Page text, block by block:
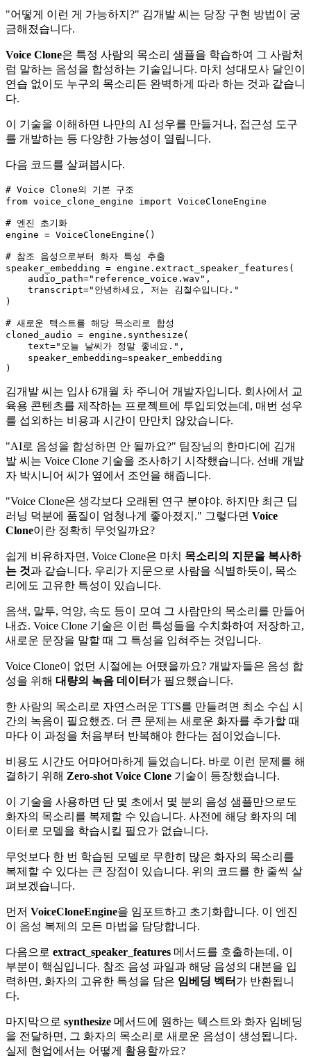
"어떻게 이런 게 가능하지?" 김개발 씨는 당장 구현 방법이 궁
금해졌습니다.
Voice Clone은 특정 사람의 목소리 샘플을 학습하여 그 사람처
럼 말하는 음성을 합성하는 기술입니다. 마치 성대모사 달인이
연습 없이도 누구의 목소리든 완벽하게 따라 하는 것과 같습니
다.
이 기술을 이해하면 나만의 AI 성우를 만들거나, 접근성 도구
를 개발하는 등 다양한 가능성이 열립니다.
다음 코드를 살펴봅시다.
# Voice Clone의 기본 구조
from voice_clone_engine import VoiceCloneEngine
# 엔진 초기화
engine = VoiceCloneEngine()
# 참조 음성으로부터 화자 특성 추출
speaker_embedding = engine.extract_speaker_features(
    audio_path=
"reference_voice.wav" ,
    transcript=
"안녕하세요, 저는 김철수입니다."
)
# 새로운 텍스트를 해당 목소리로 합성
cloned_audio = engine.synthesize(
    text=
"오늘 날씨가 정말 좋네요." ,
    speaker_embedding=speaker_embedding
김개발 씨는 입사 6개월 차 주니어 개발자입니다. 회사에서 교
육용 콘텐츠를 제작하는 프로젝트에 투입되었는데, 매번 성우
를 섭외하는 비용과 시간이 만만치 않았습니다.
"AI로 음성을 합성하면 안 될까요?" 팀장님의 한마디에 김개
발 씨는 Voice Clone 기술을 조사하기 시작했습니다. 선배 개발
자 박시니어 씨가 옆에서 조언을 해줍니다.
"Voice Clone은 생각보다 오래된 연구 분야야. 하지만 최근 딥
러닝 덕분에 품질이 엄청나게 좋아졌지." 그렇다면 Voice
Clone이란 정확히 무엇일까요?
쉽게 비유하자면, Voice Clone은 마치 목소리의 지문을 복사하
는 것과 같습니다. 우리가 지문으로 사람을 식별하듯이, 목소
리에도 고유한 특성이 있습니다.
음색, 말투, 억양, 속도 등이 모여 그 사람만의 목소리를 만들어
내죠. Voice Clone 기술은 이런 특성들을 수치화하여 저장하고,
새로운 문장을 말할 때 그 특성을 입혀주는 것입니다.
Voice Clone이 없던 시절에는 어땠을까요? 개발자들은 음성 합
성을 위해 대량의 녹음 데이터 가 필요했습니다.
한 사람의 목소리로 자연스러운 TTS를 만들려면 최소 수십 시
간의 녹음이 필요했죠. 더 큰 문제는 새로운 화자를 추가할 때
마다 이 과정을 처음부터 반복해야 한다는 점이었습니다.
비용도 시간도 어마어마하게 들었습니다. 바로 이런 문제를 해
결하기 위해 Zero-shot Voice Clone 기술이 등장했습니다.
이 기술을 사용하면 단 몇 초에서 몇 분의 음성 샘플만으로도
화자의 목소리를 복제할 수 있습니다. 사전에 해당 화자의 데
이터로 모델을 학습시킬 필요가 없습니다.
무엇보다 한 번 학습된 모델로 무한히 많은 화자의 목소리를
복제할 수 있다는 큰 장점이 있습니다. 위의 코드를 한 줄씩 살
펴보겠습니다.
먼저 VoiceCloneEngine을 임포트하고 초기화합니다. 이 엔진
이 음성 복제의 모든 마법을 담당합니다.
다음으로 extract_speaker_features 메서드를 호출하는데, 이
부분이 핵심입니다. 참조 음성 파일과 해당 음성의 대본을 입
력하면, 화자의 고유한 특성을 담은 임베딩 벡터 가 반환됩니
다.
마지막으로 synthesize 메서드에 원하는 텍스트와 화자 임베딩
을 전달하면, 그 화자의 목소리로 새로운 음성이 생성됩니다.
실제 현업에서는 어떻게 활용할까요?